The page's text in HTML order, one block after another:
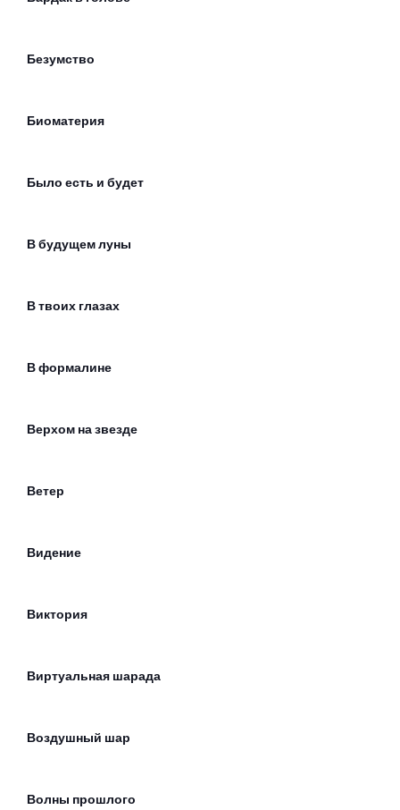
Безумство
Биоматерия
Было есть и будет
В будущем луны
В твоих глазах
В формалине
Верхом на звезде
Ветер
Видение
Виктория
Виртуальная шарада
Воздушный шар
Волны прошлого